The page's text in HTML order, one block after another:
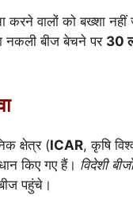
वालों को बख्शा नहीं
नकली बीज बेचने पर 30
क्षेत्र (ICAR, कृषि
किए गए हैं। विदेशी
पहुंचे।